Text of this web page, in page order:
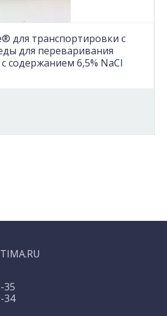
для транспортировки с
для переваривания
содержанием 6,5% NaCl
35
34